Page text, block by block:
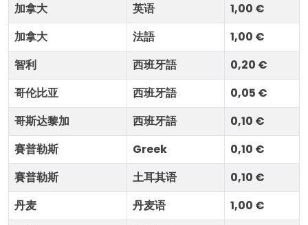
加拿大
英语
1,00 €
加拿大
法語
1,00 €
智利
西班牙語
0,20 €
哥伦比亚
西班牙語
0,05 €
哥斯达黎加
西班牙語
0,10 €
賽普勒斯
Greek
0,10 €
賽普勒斯
土耳其语
0,10 €
丹麦
丹麦语
1,00 €